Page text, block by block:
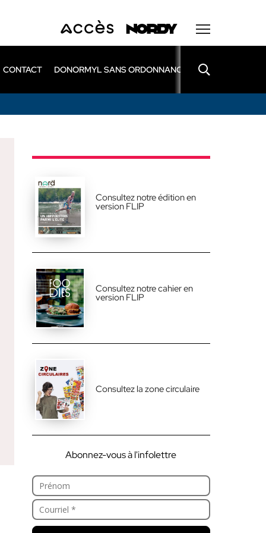
CONTACT DONORMYL SANS ORDONNANCE LEXOMIL SANS
Consultez notre édition en
version FLIP
Consultez notre cahier en
version FLIP
Consultez la zone circulaire
Abonnez-vous à l'infolettre